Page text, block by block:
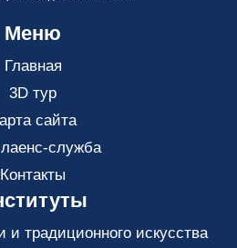
Меню
Главная
3D тур
сайта
служба
Контакты
и традиционного искусства